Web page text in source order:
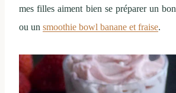
mes filles aiment bien se préparer un bon
ou un smoothie bowl banane et fraise.